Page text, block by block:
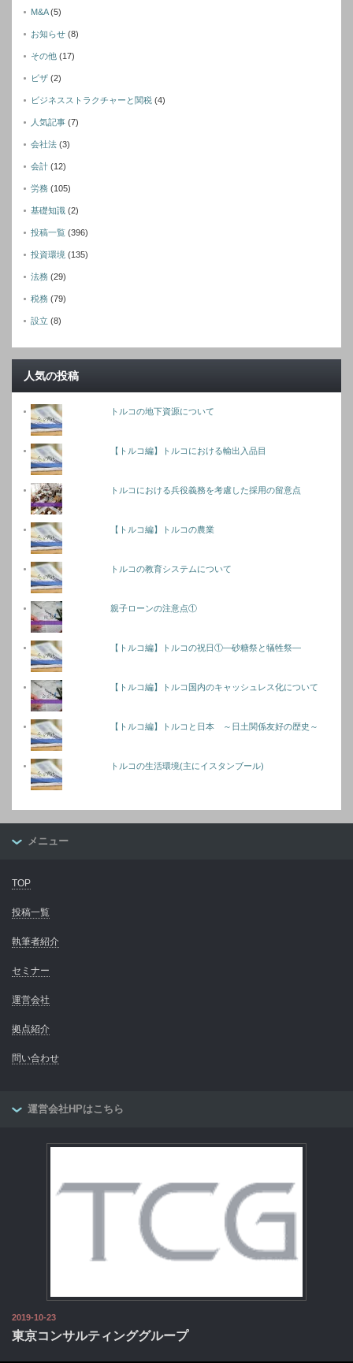
M&A(5)
お知らせ (8)
その他 (17)
ビザ (2)
ビジネスストラクチャーと関税 (4)
人気記事 (7)
会社法 (3)
会計 (12)
労務 (105)
基礎知識 (2)
投稿一覧 (396)
投資環境 (135)
法務 (29)
税務 (79)
設立 (8)
人気の投稿
トルコの地下資源について
【トルコ編】トルコにおける輸出入品目
トルコにおける兵役義務を考慮した採用の留意点
【トルコ編】トルコの農業
トルコの教育システムについて
親子ローンの注意点①
【トルコ編】トルコの祝日①―砂糖祭と犠牲祭―
【トルコ編】トルコ国内のキャッシュレス化について
【トルコ編】トルコと日本 ～日土関係友好の歴史～
トルコの生活環境(主にイスタンブール)
メニュー
TOP
投稿一覧
執筆者紹介
セミナー
運営会社
拠点紹介
問い合わせ
運営会社HPはこちら
2019-10-23
東京コンサルティンググループ